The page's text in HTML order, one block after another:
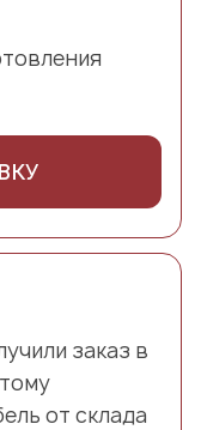
заказ в
от склада